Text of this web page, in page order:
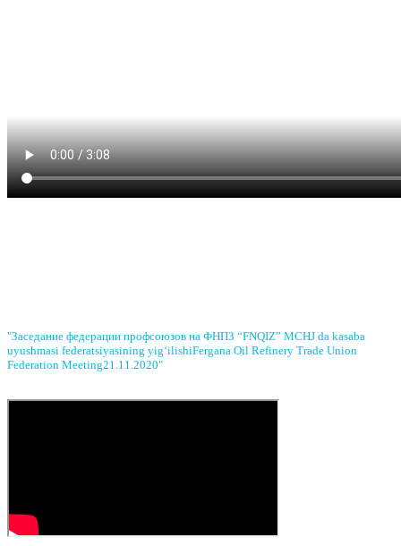
"Заседание федерации профсоюзов на ФНПЗ “FNQIZ” MCHJ da kasaba
uyushmasi federatsiyasining yig‘ilishiFergana Oil Refinery Trade Union
Federation Meeting21.11.2020"